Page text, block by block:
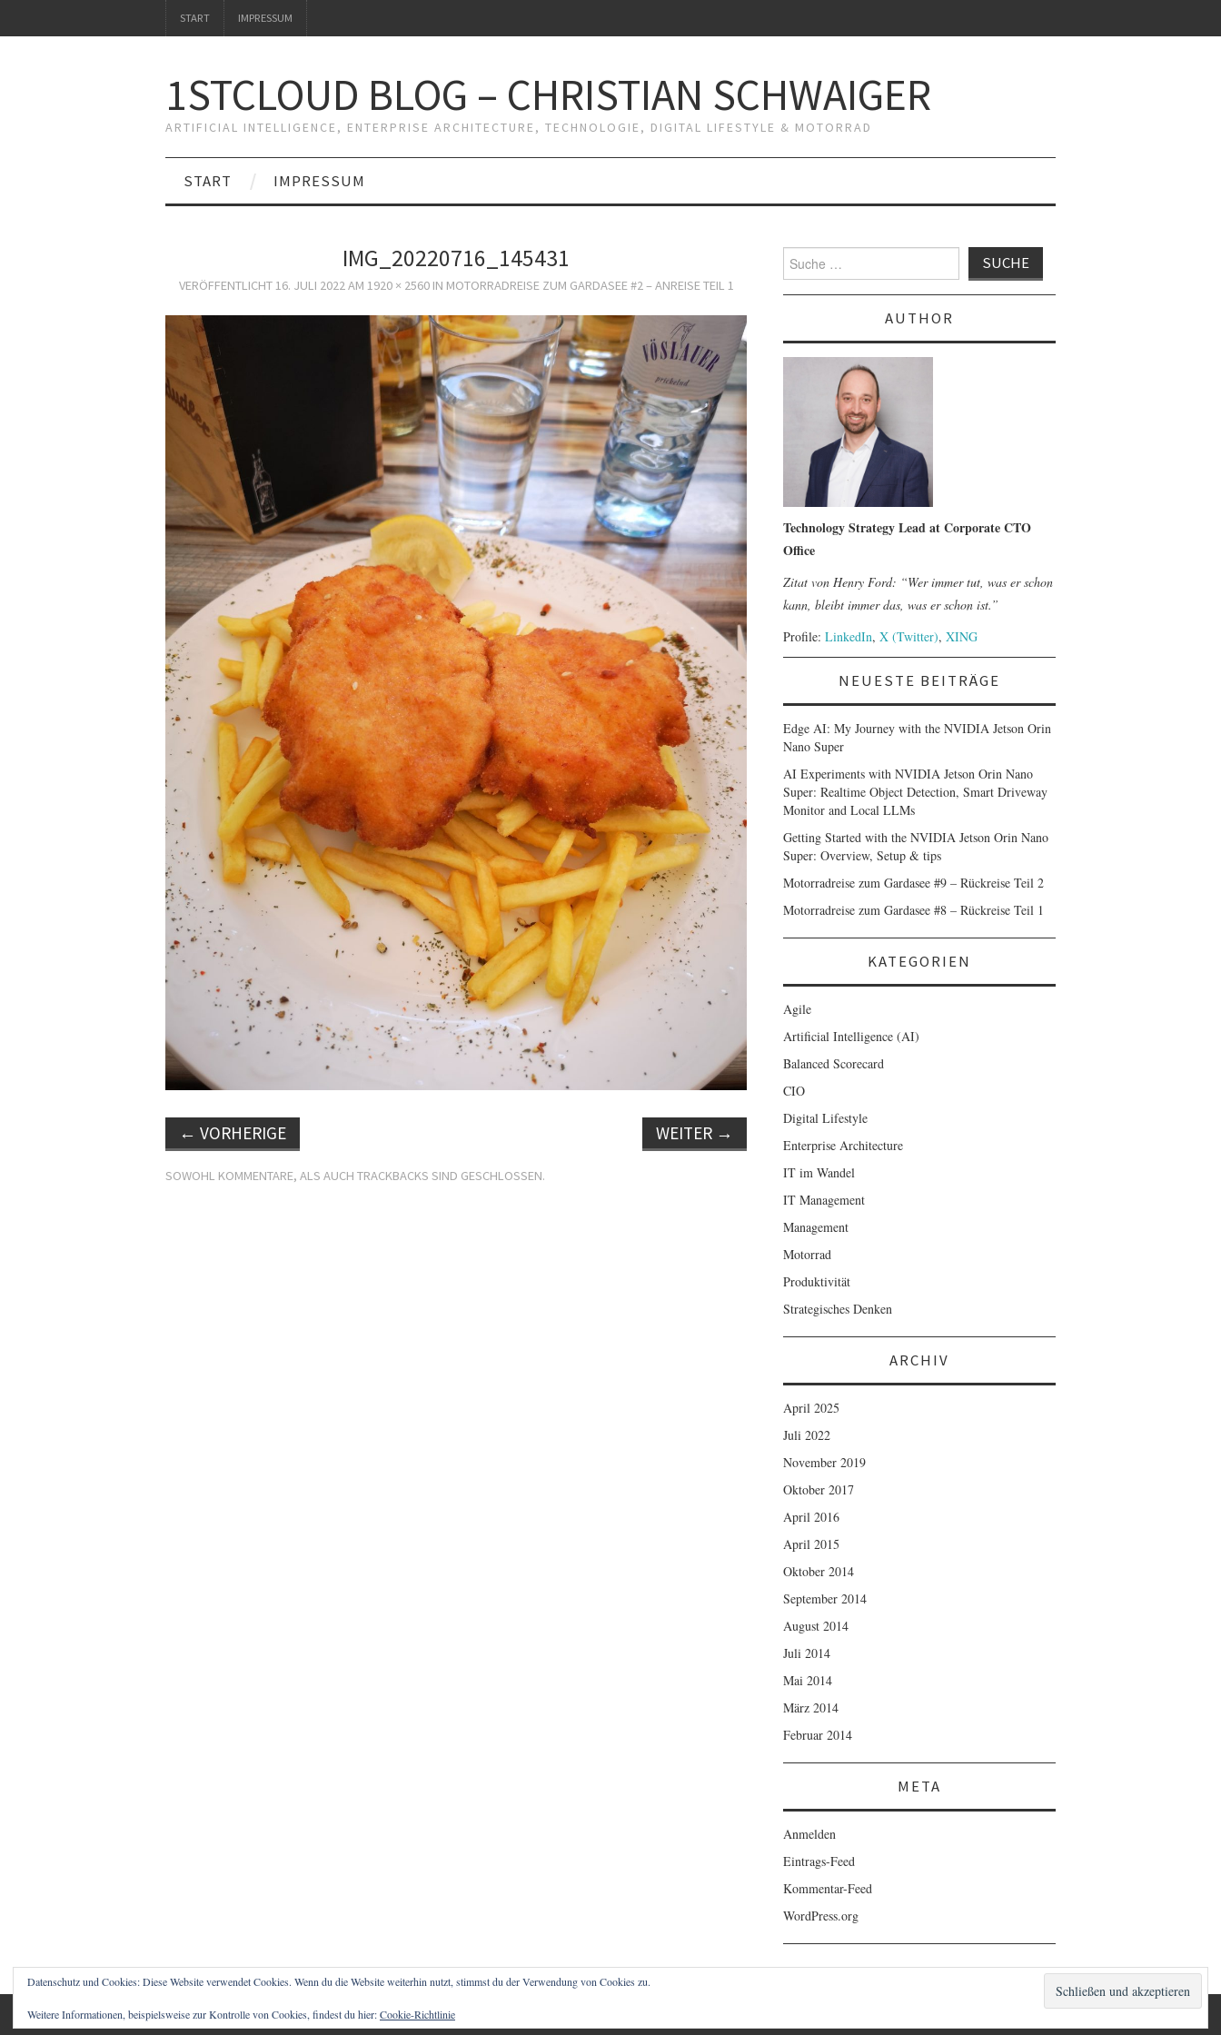
START IMPRESSUM
1STCLOUD BLOG – CHRISTIAN SCHWAIGER
ARTIFICIAL INTELLIGENCE, ENTERPRISE ARCHITECTURE, TECHNOLOGIE, DIGITAL LIFESTYLE & MOTORRAD
START IMPRESSUM
IMG_20220716_145431
VERÖFFENTLICHT16. JULI 2022AM 1920 × 2560IN MOTORRADREISE ZUM GARDASEE #2 – ANREISE TEIL 1
← VORHERIGE WEITER →
SOWOHL KOMMENTARE, ALS AUCH TRACKBACKS SIND GESCHLOSSEN.
Suche
nach:
AUTHOR
Technology Strategy Lead at Corporate CTO
Office
Zitat von Henry Ford: “Wer immer tut, was er schon
kann, bleibt immer das, was er schon ist.”
Profile: LinkedIn, X (Twitter), XING
NEUESTE BEITRÄGE
Edge AI: My Journey with the NVIDIA Jetson Orin
Nano Super
AI Experiments with NVIDIA Jetson Orin Nano
Super: Realtime Object Detection, Smart Driveway
Monitor and Local LLMs
Getting Started with the NVIDIA Jetson Orin Nano
Super: Overview, Setup & tips
Motorradreise zum Gardasee #9 – Rückreise Teil 2
Motorradreise zum Gardasee #8 – Rückreise Teil 1
KATEGORIEN
Agile
Artificial Intelligence (AI)
Balanced Scorecard
CIO
Digital Lifestyle
Enterprise Architecture
IT im Wandel
IT Management
Management
Motorrad
Produktivität
Strategisches Denken
ARCHIV
April 2025
Juli 2022
November 2019
Oktober 2017
April 2016
April 2015
Oktober 2014
September 2014
August 2014
Juli 2014
Mai 2014
März 2014
Februar 2014
META
Anmelden
Eintrags-Feed
Kommentar-Feed
WordPress.org
© 2026 1STCLOUD BLOG – CHRISTIAN SCHWAIGER. ALLE RECHTE VORBEHALTEN.
Datenschutz und Cookies: Diese Website verwendet Cookies. Wenn du die Website weiterhin nutzt, stimmst du der Verwendung von Cookies zu.
Weitere Informationen, beispielsweise zur Kontrolle von Cookies, findest du hier:Cookie-Richtlinie